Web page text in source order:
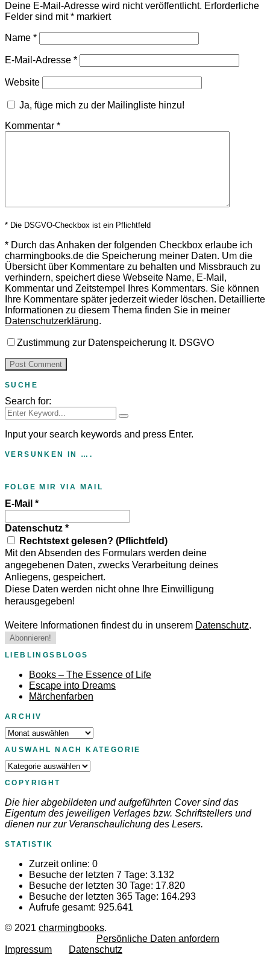
Deine E-Mail-Adresse wird nicht veröffentlicht. Erforderliche
Felder sind mit* markiert
Name *
E-Mail-Adresse *
Website
Ja, füge mich zu der Mailingliste hinzu!
Kommentar *
* Die DSGVO-Checkbox ist ein Pflichtfeld
* Durch das Anhaken der folgenden Checkbox erlaube ich
charmingbooks.de die Speicherung meiner Daten. Um die
Übersicht über Kommentare zu behalten und Missbrauch zu
verhindern, speichert diese Webseite Name, E-Mail,
Kommentar und Zeitstempel Ihres Kommentars. Sie können
Ihre Kommentare später jederzeit wieder löschen. Detaillierte
Informationen zu diesem Thema finden Sie in meiner
Datenschutzerklärung.
Zustimmung zur Datenspeicherung lt. DSGVO
SUCHE
Search for:
Input your search keywords and press Enter.
VERSUNKEN IN ….
FOLGE MIR VIA MAIL
E-Mail *
Datenschutz *
Rechtstext gelesen? (Pflichtfeld)
Mit den Absenden des Formulars werden deine
angegebenen Daten, zwecks Verarbeitung deines
Anliegens, gespeichert.
Diese Daten werden nicht ohne Ihre Einwilligung
herausgegeben!
Weitere Informationen findest du in unserem Datenschutz.
LIEBLINGSBLOGS
Books – The Essence of Life
Escape into Dreams
Märchenfarben
ARCHIV
Archiv
AUSWAHL NACH KATEGORIE
Auswahl
Kategorie
COPYRIGHT
Die hier abgebildeten und aufgeführten Cover sind das
Eigentum des jeweiligen Verlages bzw. Schriftstellers und
dienen nur zur Veranschaulichung des Lesers.
STATISTIK
Zurzeit online: 0
Besuche der letzten 7 Tage: 3.132
Besuche der letzten 30 Tage: 17.820
Besuche der letzten 365 Tage: 164.293
Aufrufe gesamt: 925.641
© 2021 charmingbooks.
Persönliche Daten anfordern
Impressum
Datenschutz